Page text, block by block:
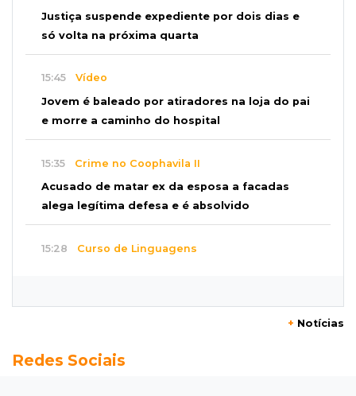
Justiça suspende expediente por dois dias e
só volta na próxima quarta
15:45 Vídeo
Jovem é baleado por atiradores na loja do pai
e morre a caminho do hospital
15:35 Crime no Coophavila II
Acusado de matar ex da esposa a facadas
alega legítima defesa e é absolvido
15:28 Curso de Linguagens
Chuva chega à Capital e antecipa mudança no
+ Notícias
Redes Sociais